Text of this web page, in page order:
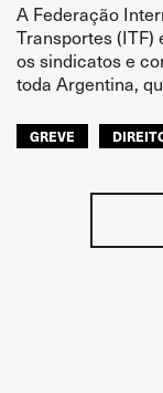
A Federação
Transportes (ITF)
os sindicatos e
toda Argentina,
GREVE